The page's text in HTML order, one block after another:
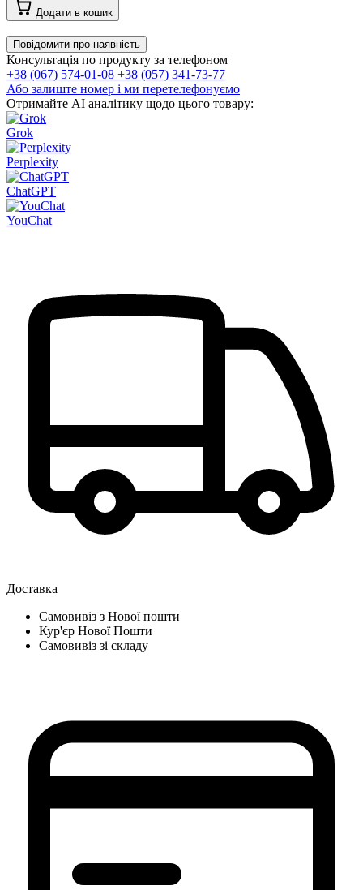
Додати в кошик
Повідомити про наявність
Консультація по продукту за телефоном
+38 (067) 574-01-08 +38 (057) 341-73-77
Або залиште номер і ми перетелефонуємо
Отримайте AI аналітику щодо цього товару:
Grok
Perplexity
ChatGPT
YouChat
Доставка
Самовивіз з Нової пошти
Кур'єр Нової Пошти
Самовивіз зі складу